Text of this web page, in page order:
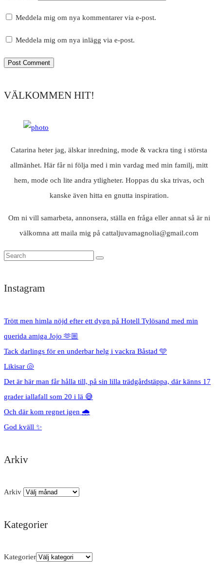
Meddela mig om nya kommentarer via e-post.
Meddela mig om nya inlägg via e-post.
VÄLKOMMEN HIT!
Catarina heter jag, älskar inredning, mode & vackra ting i största
allmänhet. Här får ni följa med i min vardag med min familj, mitt
hem, mode och lite andra ytligheter. Hoppas du ska trivas, och
kanske även hitta en gnutta inspiration.
Om ni vill samarbeta, annonsera, ställa en fråga eller annat så är ni
välkomna att maila mig på cattaljuvamagnolia@gmail.com
Instagram
Trött men himla nöjd efter ett dygn på Hotell Tylösand med min
querida amiga Jojo 🫶🏼
Tack darlings för en underbar helg i vackra Båstad 🩵
Likisar 🐚
Det är här man får hålla till, på sin lilla trädgårdstäppa, där känns 17
grader iallafall som 20 i lä 😅
Och där kom regnet igen 🌧️
God kväll ✨
Arkiv
Arkiv
Kategorier
Kategorier